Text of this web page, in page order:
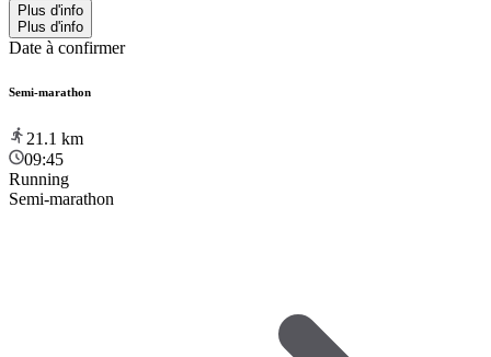
Plus d'info
Plus d'info
Date à confirmer
Semi-marathon
21.1 km
09:45
Running
Semi-marathon